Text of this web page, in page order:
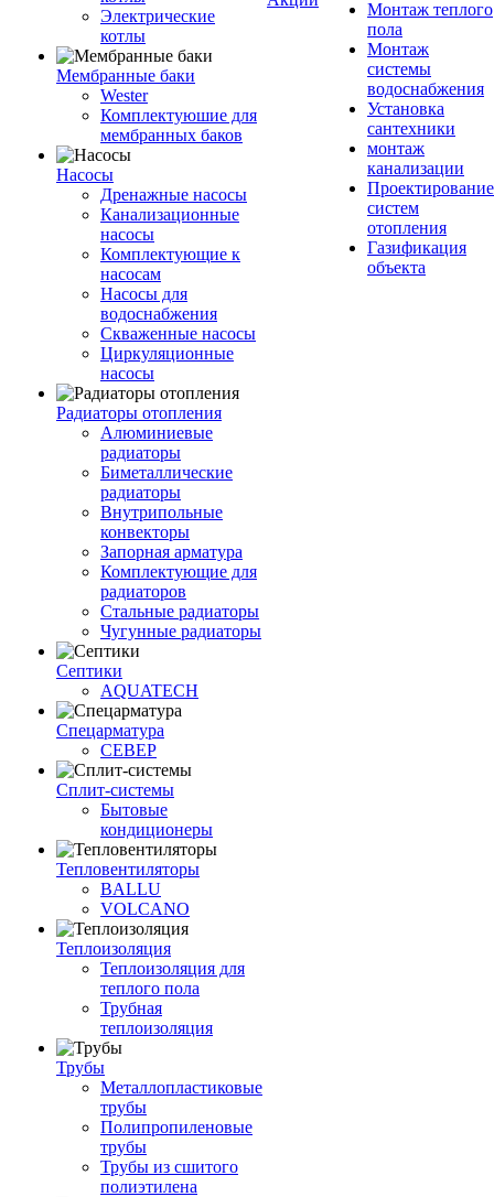
Электрические
котлы
Мембранные баки
Wester
Комплектуюшие для
мембранных баков
Насосы
Дренажные насосы
Канализационные
насосы
Комплектующие к
насосам
Насосы для
водоснабжения
Скваженные насосы
Циркуляционные
насосы
Радиаторы отопления
Алюминиевые
радиаторы
Биметаллические
радиаторы
Внутрипольные
конвекторы
Запорная арматура
Комплектующие для
радиаторов
Стальные радиаторы
Чугунные радиаторы
Септики
AQUATECH
Спецарматура
СЕВЕР
Сплит-системы
Бытовые
кондиционеры
Тепловентиляторы
BALLU
VOLCANO
Теплоизоляция
Теплоизоляция для
теплого пола
Трубная
теплоизоляция
Трубы
Металлопластиковые
трубы
Полипропиленовые
трубы
Трубы из сшитого
полиэтилена
Монтаж теплого
пола
Монтаж
системы
водоснабжения
Установка
сантехники
монтаж
канализации
Проектирование
систем
отопления
Газификация
объекта